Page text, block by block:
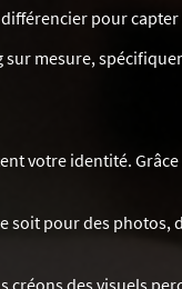
pour
sur mesure,
votre identité.
pour des photos,